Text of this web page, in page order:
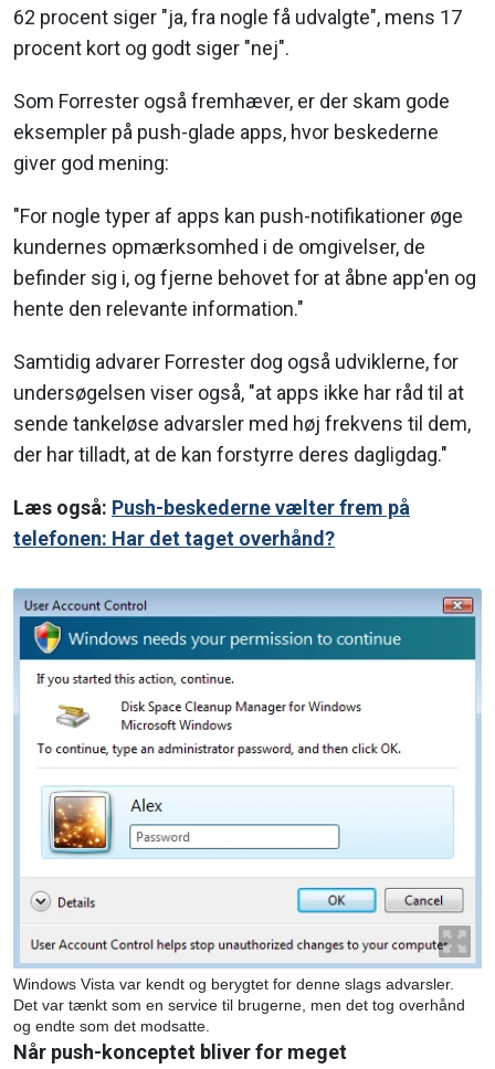
62 procent siger "ja, fra nogle få udvalgte", mens 17
procent kort og godt siger "nej".
Som Forrester også fremhæver, er der skam gode
eksempler på push-glade apps, hvor beskederne
giver god mening:
"For nogle typer af apps kan push-notifikationer øge
kundernes opmærksomhed i de omgivelser, de
befinder sig i, og fjerne behovet for at åbne app'en og
hente den relevante information."
Samtidig advarer Forrester dog også udviklerne, for
undersøgelsen viser også, "at apps ikke har råd til at
sende tankeløse advarsler med høj frekvens til dem,
der har tilladt, at de kan forstyrre deres dagligdag."
Læs også: Push-beskederne vælter frem på
telefonen: Har det taget overhånd?
Windows Vista var kendt og berygtet for denne slags advarsler.
Det var tænkt som en service til brugerne, men det tog overhånd
og endte som det modsatte.
Når push-konceptet bliver for meget